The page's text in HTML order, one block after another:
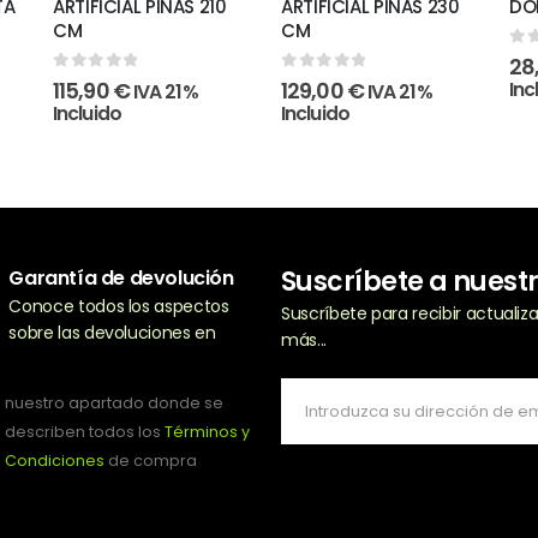
ARTIFICIAL PIÑAS 210
CM
0out of 5
115,90€IVA 21%
Incluido
ARTIFICIAL PIÑAS 230
CM
0out of 5
129,00€IVA 21%
Incluido
0
Garantía de devolución
Conoce todos los aspectos
sobre las devoluciones en
nuestro apartado donde se
describen todos los Términos y
Condiciones de compra
Suscríbete a
Suscríbete para recibir
más...